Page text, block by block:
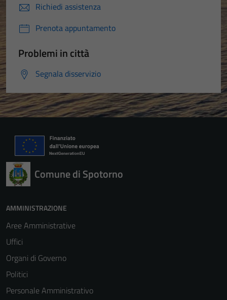
Richiedi assistenza
Prenota appuntamento
Problemi in città
Segnala disservizio
Comune di Spotorno
AMMINISTRAZIONE
Aree Amministrative
Uffici
Organi di Governo
Politici
Personale Amministrativo